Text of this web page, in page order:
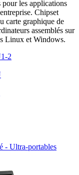
pour les applications
Chipset
carte graphique de
assemblés sur
Linux et Windows.
2